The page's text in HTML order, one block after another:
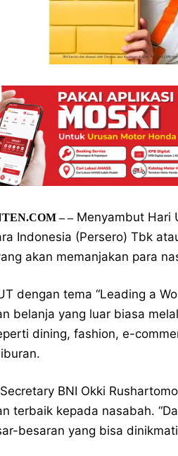
– –Menyambut Hari
Indonesia (Persero) Tbk
akan memanjakan para
dengan tema “Leading a
belanja yang luar biasa
dining, fashion, e-
BNI Okki
terbaik kepada nasabah.
besaran yang bisa